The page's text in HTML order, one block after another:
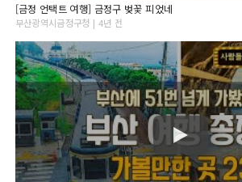
[금정 언택트 여행] 금정구 벚꽃 피었네
부산광역시금정구청 | 4년 전